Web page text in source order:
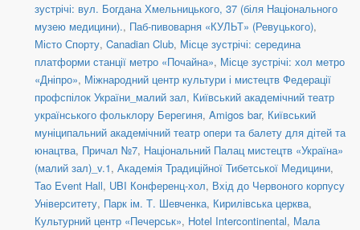
зустрічі: вул. Богдана Хмельницького, 37 (біля Національного
музею медицини)., Паб-пивоварня «КУЛЬТ» (Ревуцького),
Місто Спорту, Canadian Club, Місце зустрічі: середина
платформи станції метро «Почайна», Місце зустрічі: хол метро
«Дніпро», Міжнародний центр культури і мистецтв Федерації
профспілок України_малий зал, Київський академічний театр
українського фольклору Берегиня, Amigos bar, Київський
муніципальний академічний театр опери та балету для дітей та
юнацтва, Причал №7, Національний Палац мистецтв «Україна»
(малий зал)_v.1, Академія Традиційної Тибетської Медицини,
Tao Event Hall, UBI Конференц-хол, Вхід до Червоного корпусу
Університету, Парк ім. Т. Шевченка, Кирилівська церква,
Культурний центр «Печерськ», Hotel Intercontinental, Мала